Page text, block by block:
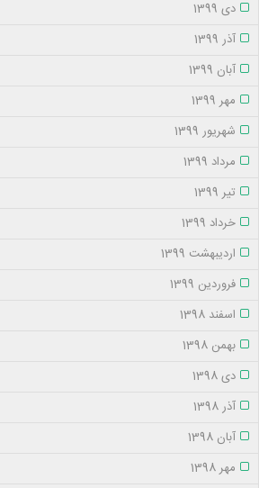
دی 1399
آذر 1399
آبان 1399
مهر 1399
شهریور 1399
مرداد 1399
تیر 1399
خرداد 1399
اردیبهشت 1399
فروردین 1399
اسفند 1398
بهمن 1398
دی 1398
آذر 1398
آبان 1398
مهر 1398